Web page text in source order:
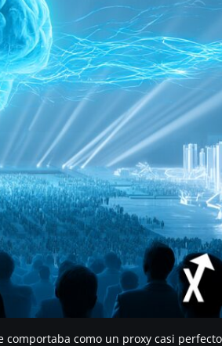
comportaba como un proxy casi perfecto